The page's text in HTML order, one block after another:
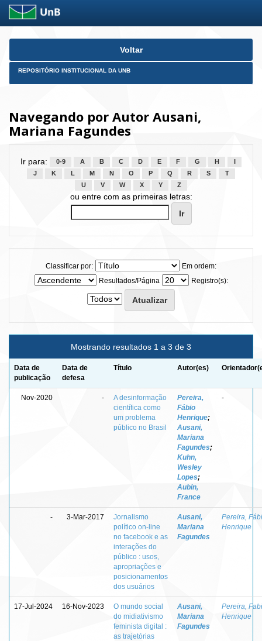
Skip
Voltar
REPOSITÓRIO INSTITUCIONAL DA UNB
Navegando por Autor Ausani,
Mariana Fagundes
Ir para: 0-9 A B C D E F G H
J
K L M N O P Q R S
T
U
V W X Y Z
ou entre com as primeiras letras:
Classificar por:
Em ordem:
Resultados/Página
Registro(s):
Mostrando resultados 1 a 3 de 3
Data de
publicação
Data de
defesa
Título Autor(es)
Nov-2020 -
A desinformação
científica como
um problema
público no Brasil
Pereira,
Fábio
Henrique;
Ausani,
Mariana
Fagundes;
Kuhn,
Wesley
Lopes;
Aubin,
France
-
- 3-Mar-2017
Jornalismo
político on-line
no facebook e as
interações do
público : usos,
apropriações e
posicionamentos
dos usuários
Ausani,
Mariana
Fagundes
Pereira,
Henrique
17-Jul-2024 16-Nov-2023
O mundo social
do midiativismo
feminista digital :
as trajetórias
Ausani,
Mariana
Fagundes
Pereira,
Henrique